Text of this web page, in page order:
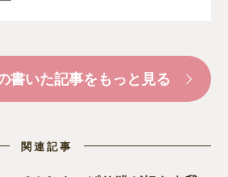
書いた記事をもっと見る
関連記事